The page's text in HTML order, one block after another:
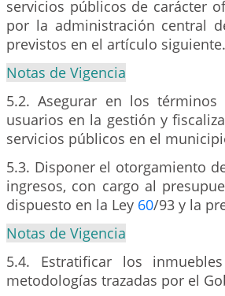
servicios públicos de carácter
por la administración central
previstos en el artículo siguiente.
Notas de Vigencia
5.2. Asegurar en los
usuarios en la gestión y
servicios públicos en el
5.3. Disponer el otorgamiento
ingresos, con cargo al
dispuesto en la Ley 60/93 y la
Notas de Vigencia
5.4. Estratificar los
metodologías trazadas por el